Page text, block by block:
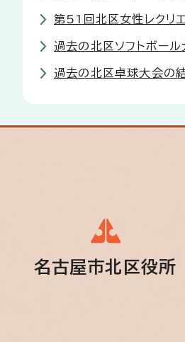
第51回北区女性レクリ
過去の北区ソフトボー
過去の北区卓球大会の
名古屋市北区役所